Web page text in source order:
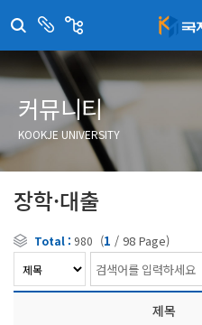
센
부
서
취·창업지원센터
학술정보원
국제교류센터
평생교육원
트
이메일무단수집거부
포탈사이트
국제무인항공
커뮤니티
KOOKJE UNIVERSITY
장학·대출
Total : 980 (1 / 98 Page)
제목